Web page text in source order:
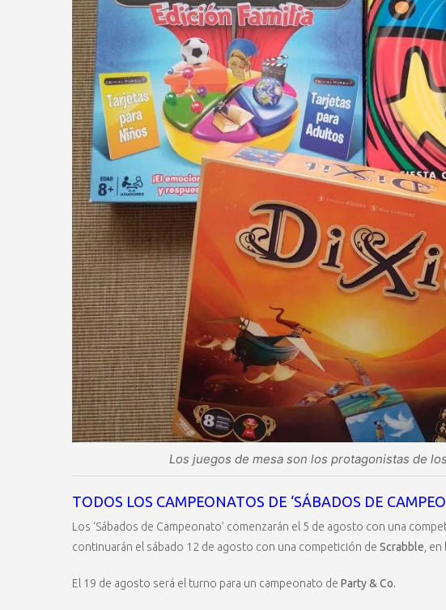
Los juegos de mesa son los protagonistas de
TODOS LOS CAMPEONATOS DE ‘SÁBADOS DE
Los ‘Sábados de Campeonato’ comenzarán el 5 de agosto con una
continuarán el sábado 12 de agosto con una competición de Scrabble ,
El 19 de agosto será el turno para un campeonato de Party & Co.